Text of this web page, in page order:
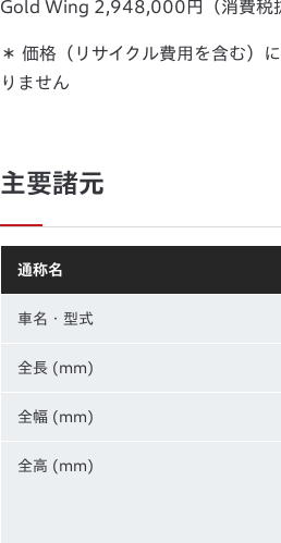
Gold Wing 2,948,000円（消費税
＊ 価格（リサイクル費用を含む）
りません
主要諸元
通称名
車名・型式
全長 (mm)
全幅 (mm)
全高 (mm)